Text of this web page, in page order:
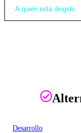
A quién está dirigido
Desarrollo